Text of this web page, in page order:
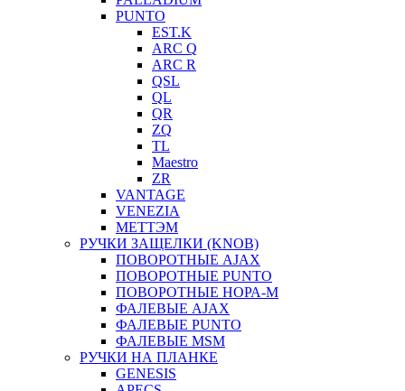
PUNTO
EST.K
ARC Q
ARC R
QSL
QL
QR
ZQ
TL
Maestro
ZR
VANTAGE
VENEZIA
МЕТТЭМ
РУЧКИ ЗАЩЕЛКИ (KNOB)
ПОВОРОТНЫЕ AJAX
ПОВОРОТНЫЕ PUNTO
ПОВОРОТНЫЕ НОРА-М
ФАЛЕВЫЕ AJAX
ФАЛЕВЫЕ PUNTO
ФАЛЕВЫЕ MSM
РУЧКИ НА ПЛАНКЕ
GENESIS